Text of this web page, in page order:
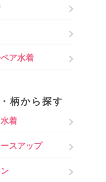
ア水着
柄から探す
着
スアップ